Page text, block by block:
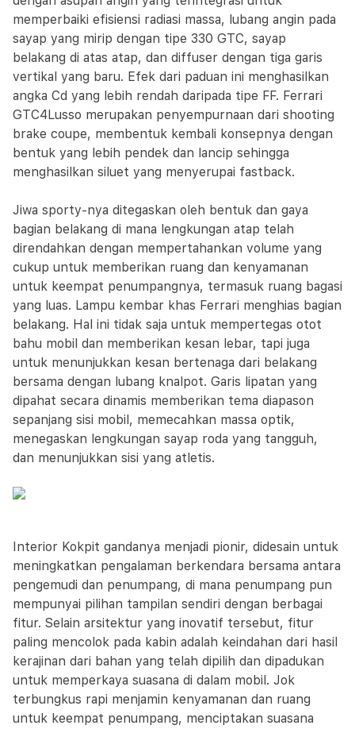
memperbaiki efisiensi radiasi massa, lubang angin pada
sayap yang mirip dengan tipe 330 GTC, sayap
belakang di atas atap, dan diffuser dengan tiga garis
vertikal yang baru. Efek dari paduan ini menghasilkan
angka Cd yang lebih rendah daripada tipe FF. Ferrari
GTC4Lusso merupakan penyempurnaan dari shooting
brake coupe, membentuk kembali konsepnya dengan
bentuk yang lebih pendek dan lancip sehingga
menghasilkan siluet yang menyerupai fastback.
Jiwa sporty-nya ditegaskan oleh bentuk dan gaya
bagian belakang di mana lengkungan atap telah
direndahkan dengan mempertahankan volume yang
cukup untuk memberikan ruang dan kenyamanan
untuk keempat penumpangnya, termasuk ruang bagasi
yang luas. Lampu kembar khas Ferrari menghias bagian
belakang. Hal ini tidak saja untuk mempertegas otot
bahu mobil dan memberikan kesan lebar, tapi juga
untuk menunjukkan kesan bertenaga dari belakang
bersama dengan lubang knalpot. Garis lipatan yang
dipahat secara dinamis memberikan tema diapason
sepanjang sisi mobil, memecahkan massa optik,
menegaskan lengkungan sayap roda yang tangguh,
dan menunjukkan sisi yang atletis.
Interior Kokpit gandanya menjadi pionir, didesain untuk
meningkatkan pengalaman berkendara bersama antara
pengemudi dan penumpang, di mana penumpang pun
mempunyai pilihan tampilan sendiri dengan berbagai
fitur. Selain arsitektur yang inovatif tersebut, fitur
paling mencolok pada kabin adalah keindahan dari hasil
kerajinan dari bahan yang telah dipilih dan dipadukan
untuk memperkaya suasana di dalam mobil. Jok
terbungkus rapi menjamin kenyamanan dan ruang
untuk keempat penumpang, menciptakan suasana